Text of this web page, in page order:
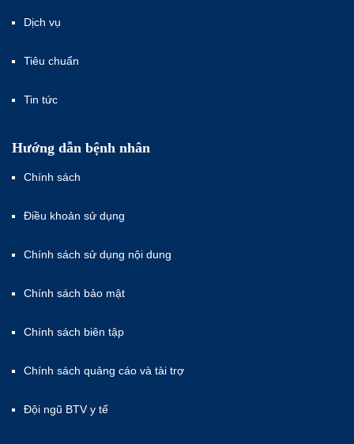
Dịch vụ
Tiêu chuẩn
Tin tức
Hướng dẫn bệnh nhân
Chính sách
Điều khoản sử dụng
Chính sách sử dụng nội dung
Chính sách bảo mật
Chính sách biên tập
Chính sách quảng cáo và tài trợ
Đội ngũ BTV y tế